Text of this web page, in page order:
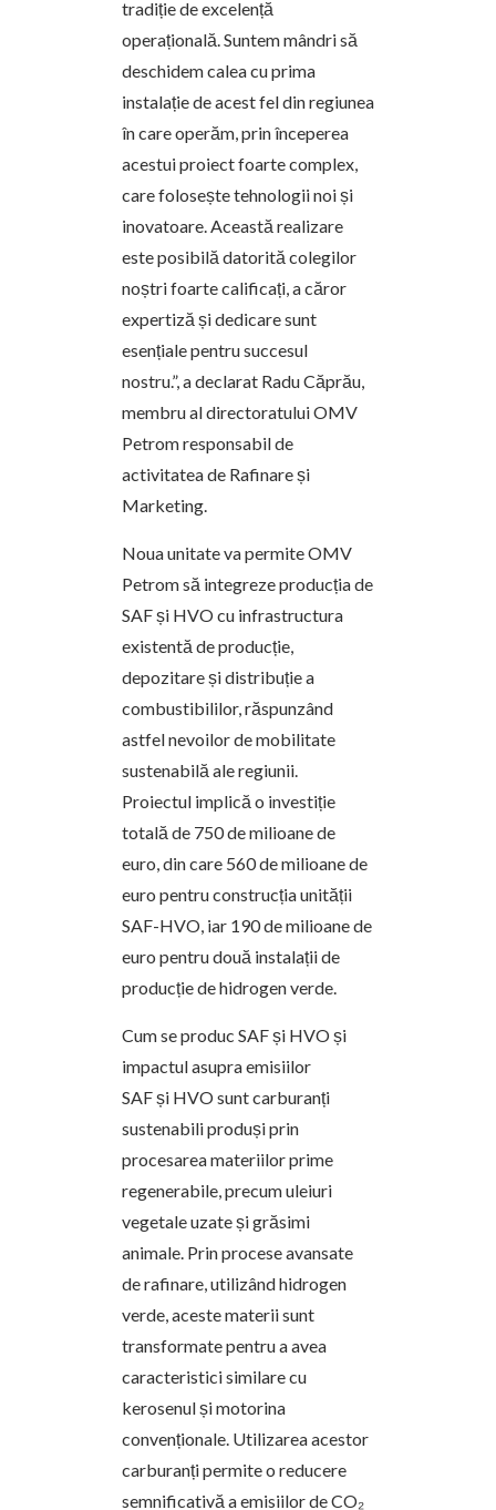
tradiție de excelență
operațională. Suntem mândri să
deschidem calea cu prima
instalație de acest fel din regiunea
în care operăm, prin începerea
acestui proiect foarte complex,
care folosește tehnologii noi și
inovatoare. Această realizare
este posibilă datorită colegilor
noștri foarte calificați, a căror
expertiză și dedicare sunt
esențiale pentru succesul
nostru.”,a declarat Radu Căprău,
membru al directoratului OMV
Petrom responsabil de
activitatea de Rafinare și
Marketing.
Noua unitate va permite OMV
Petrom să integreze producția de
SAF și HVO cu infrastructura
existentă de producție,
depozitare și distribuție a
combustibililor, răspunzând
astfel nevoilor de mobilitate
sustenabilă ale regiunii.
Proiectul implică o investiție
totală de 750 de milioane de
euro, din care 560 de milioane de
euro pentru construcția unității
SAF-HVO, iar 190 de milioane de
euro pentru două instalații de
producție de hidrogen verde.
Cum se produc SAF și HVO și
impactul asupra emisiilor
SAF și HVO sunt carburanți
sustenabili produși prin
procesarea materiilor prime
regenerabile, precum uleiuri
vegetale uzate și grăsimi
animale. Prin procese avansate
de rafinare, utilizând hidrogen
verde, aceste materii sunt
transformate pentru a avea
caracteristici similare cu
kerosenul și motorina
convenționale. Utilizarea acestor
carburanți permite o reducere
semnificativă a emisiilor de CO₂